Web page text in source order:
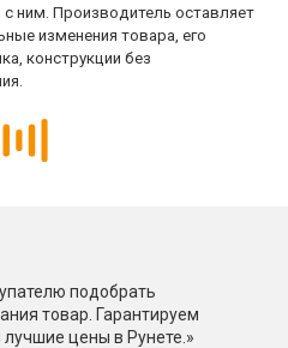
ним. Производитель оставляет
изменения товара, его
конструкции без
подобрать
товар. Гарантируем
цены в Рунете.»